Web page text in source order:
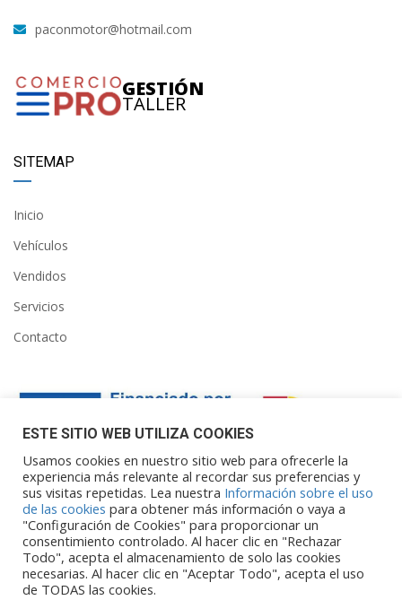
paconmotor@hotmail.com
GESTIÓN
TALLER
SITEMAP
Inicio
Vehículos
Vendidos
Servicios
Contacto
Financiado por la Unión Europea – NextGenerationEU. Sin
embargo, los puntos de vista y las
opiniones expresadas son únicamente los del autor o autores y
no reflejan necesariamente los de
la Unión Europea o la Comisión Europea. Ni la Unión Europea ni
ESTE SITIO WEB UTILIZA COOKIES
Usamos cookies en nuestro sitio web para ofrecerle la
experiencia más relevante al recordar sus preferencias y
sus visitas repetidas. Lea nuestra Información sobre el uso
de las cookies para obtener más información o vaya a
"Configuración de Cookies" para proporcionar un
consentimiento controlado. Al hacer clic en "Rechazar
Todo", acepta el almacenamiento de solo las cookies
necesarias. Al hacer clic en "Aceptar Todo", acepta el uso
de TODAS las cookies.